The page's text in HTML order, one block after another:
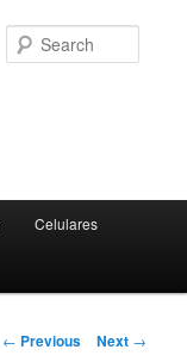
Celulares
Post
← Previous Next →